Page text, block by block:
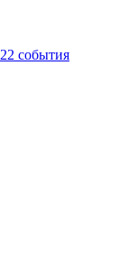
22 события